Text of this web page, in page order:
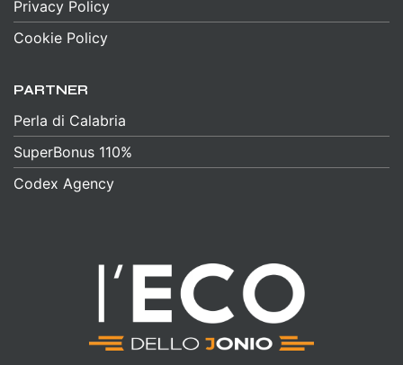
Privacy Policy
Cookie Policy
PARTNER
Perla di Calabria
SuperBonus 110%
Codex Agency